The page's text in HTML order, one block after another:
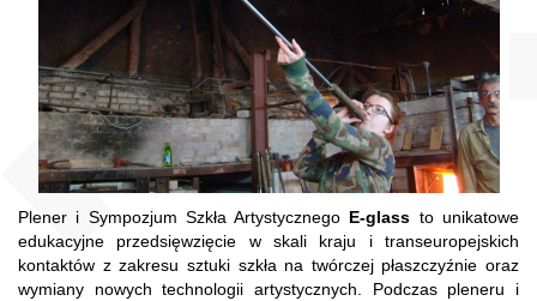
Plener i Sympozjum Szkła Artystycznego E-glass to unikatowe
edukacyjne przedsięwzięcie w skali kraju i transeuropejskich
kontaktów z zakresu sztuki szkła na twórczej płaszczyźnie oraz
wymiany nowych technologii artystycznych. Podczas pleneru i